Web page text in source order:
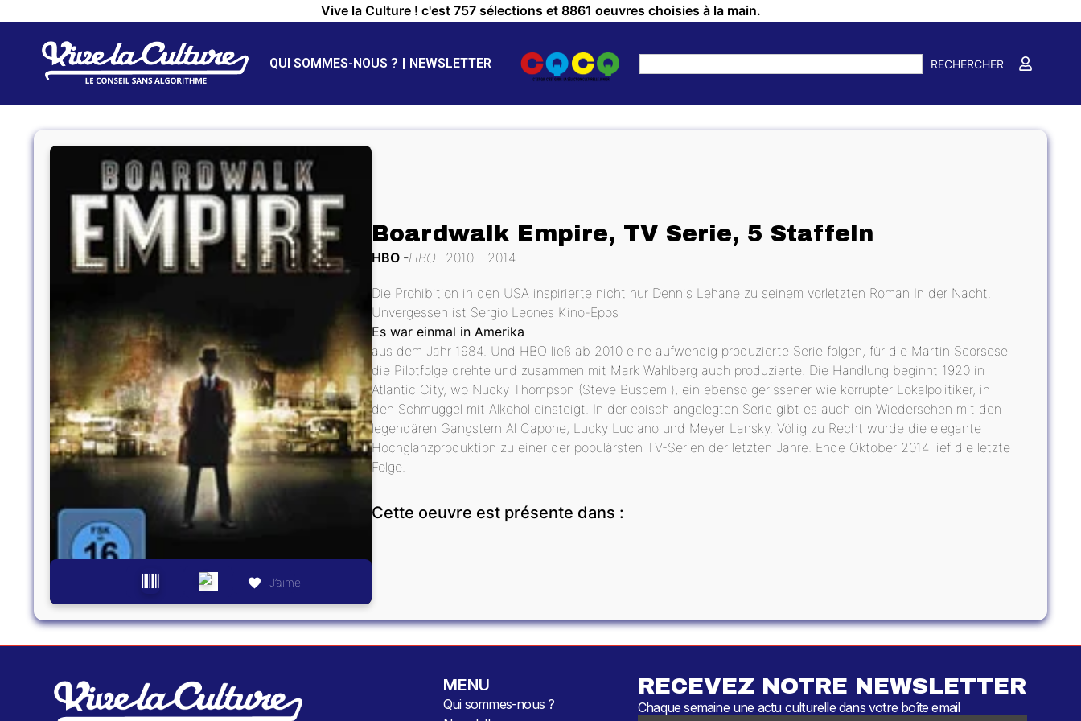
Vive la Culture ! c'est 757 sélections et 8861 oeuvres choisies à la main.
QUI SOMMES-NOUS ? NEWSLETTER RECHERCHER
J’aime
Boardwalk Empire, TV Serie, 5 Staffeln
HBO HBO 2010 - 2014
Die Prohibition in den USA inspirierte nicht nur Dennis Lehane zu seinem vorletzten Roman In der Nacht.
Unvergessen ist Sergio Leones Kino-Epos
Es war einmal in Amerika
aus dem Jahr 1984. Und HBO ließ ab 2010 eine aufwendig produzierte Serie folgen, für die Martin Scorsese
die Pilotfolge drehte und zusammen mit Mark Wahlberg auch produzierte. Die Handlung beginnt 1920 in
Atlantic City, wo Nucky Thompson (Steve Buscemi), ein ebenso gerissener wie korrupter Lokalpolitiker, in
den Schmuggel mit Alkohol einsteigt. In der episch angelegten Serie gibt es auch ein Wiedersehen mit den
legendären Gangstern Al Capone, Lucky Luciano und Meyer Lansky. Völlig zu Recht wurde die elegante
Hochglanzproduktion zu einer der populärsten TV-Serien der letzten Jahre. Ende Oktober 2014 lief die letzte
Folge.
Cette oeuvre est présente dans :
MENU
Qui sommes-nous ?
RECEVEZ NOTRE NEWSLETTER
Chaque semaine une actu culturelle dans votre boîte email